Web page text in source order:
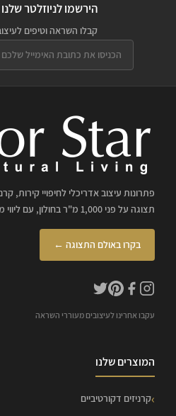
הירשמו לניוזלטר שלנו
קבלו השראה וטיפים
פתרונות עיצוב אדריכלי לחיפויי קירות,
תצוגה על פני 1,000 מ"ר בחולון, עם ליווי מקצועי של מעצבי פנים.
בקרו באולם התצוגה ←
עקבו אחרינו לעיצובים מעוררי השראה
המוצרים שלנו
קרניזים דקורטיביים